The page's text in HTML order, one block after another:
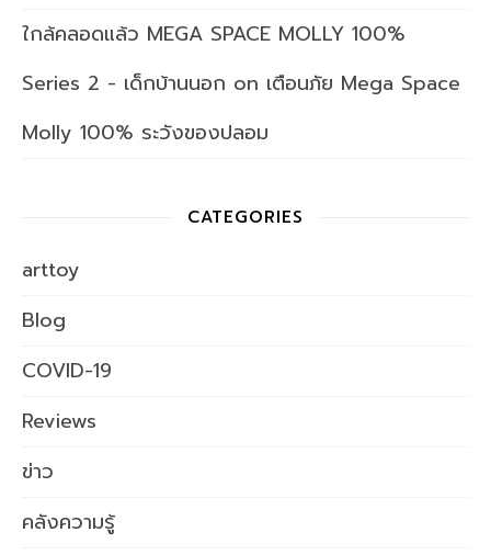
ใกล้คลอดแล้ว MEGA SPACE MOLLY 100%
Series 2 - เด็กบ้านนอก on เตือนภัย Mega Space
Molly 100% ระวังของปลอม
CATEGORIES
arttoy
Blog
COVID-19
Reviews
ข่าว
คลังความรู้